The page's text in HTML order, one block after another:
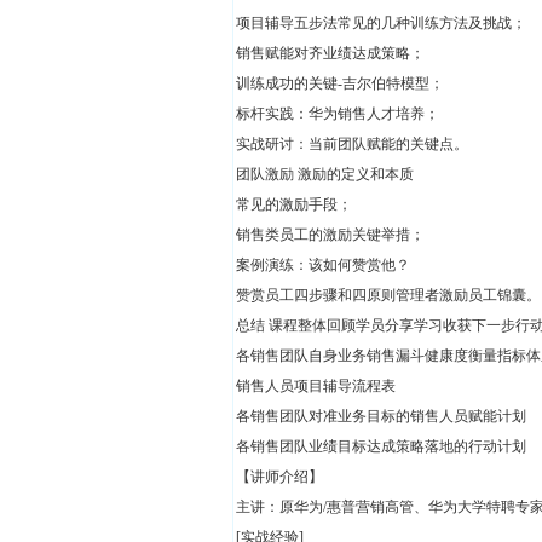
项目辅导五步法常见的几种训练方法及挑战；
销售赋能对齐业绩达成策略；
训练成功的关键-吉尔伯特模型；
标杆实践：华为销售人才培养；
实战研讨：当前团队赋能的关键点。
团队激励 激励的定义和本质
常见的激励手段；
销售类员工的激励关键举措；
案例演练：该如何赞赏他？
赞赏员工四步骤和四原则管理者激励员工锦囊。
总结 课程整体回顾学员分享学习收获下一步行
各销售团队自身业务销售漏斗健康度衡量指标
销售人员项目辅导流程表
各销售团队对准业务目标的销售人员赋能计划
各销售团队业绩目标达成策略落地的行动计划
【讲师介绍】
主讲：原华为/惠普营销高管、华为大学特聘专
[实战经验]